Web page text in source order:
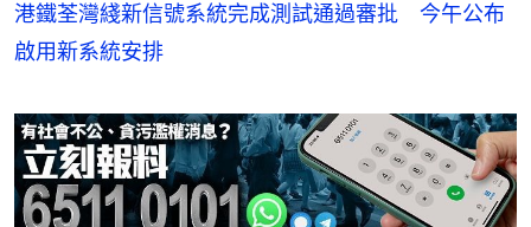
港鐵荃灣綫新信號系統完成測試通過審批 今午公布
啟用新系統安排